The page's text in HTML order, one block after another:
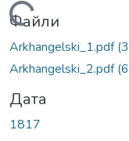
Вантажиться...
Файли
Arkhangelski_1.pdf
Arkhangelski_2.pdf
Дата
1817